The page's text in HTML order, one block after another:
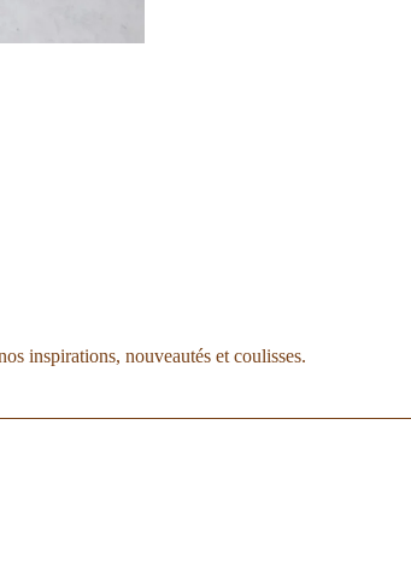
inspirations, nouveautés et coulisses.